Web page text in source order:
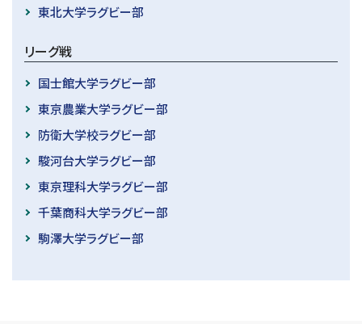
東北大学ラグビー部
リーグ戦
国士館大学ラグビー部
東京農業大学ラグビー部
防衛大学校ラグビー部
駿河台大学ラグビー部
東京理科大学ラグビー部
千葉商科大学ラグビー部
駒澤大学ラグビー部